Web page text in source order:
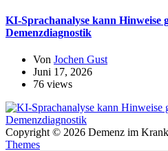
KI-Sprachanalyse kann Hinweise
Demenzdiagnostik
Von Jochen Gust
Juni 17, 2026
76 views
Copyright © 2026 Demenz im
Themes